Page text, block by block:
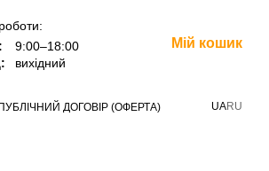
9:00–18:00
вихідний
Мій кошик
ПУБЛІЧНИЙ ДОГОВІР (ОФЕРТА)
UARU